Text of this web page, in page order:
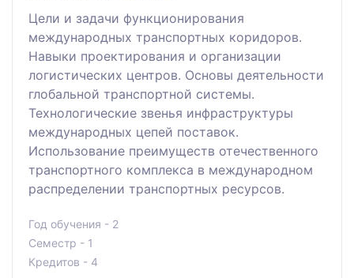
Цели и задачи функционирования
международных транспортных коридоров.
Навыки проектирования и организации
логистических центров. Основы деятельности
глобальной транспортной системы.
Технологические звенья инфраструктуры
международных цепей поставок.
Использование преимуществ отечественного
транспортного комплекса в международном
распределении транспортных ресурсов.
Год обучения - 2
Семестр - 1
Кредитов - 4